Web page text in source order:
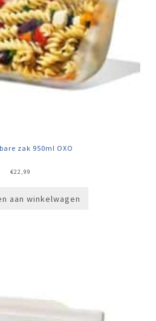
zak 950ml OXO
€22,99
aan winkelwagen